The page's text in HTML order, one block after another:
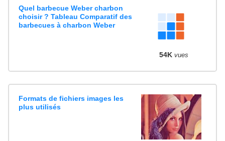
Quel barbecue Weber charbon
choisir ? Tableau Comparatif des
barbecues à charbon Weber
54K vues
Formats de fichiers images les
plus utilisés